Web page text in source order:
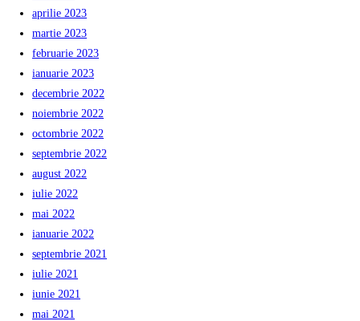
aprilie 2023
martie 2023
februarie 2023
ianuarie 2023
decembrie 2022
noiembrie 2022
octombrie 2022
septembrie 2022
august 2022
iulie 2022
mai 2022
ianuarie 2022
septembrie 2021
iulie 2021
iunie 2021
mai 2021